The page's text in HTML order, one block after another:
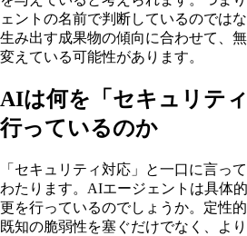
ェントの名前で判断しているのでは
生み出す成果物の傾向に合わせて、
変えている可能性があります。
AIは何を「セキュリテ
行っているのか
「セキュリティ対応」と一口に言っ
わたります。AIエージェントは具体
更を行っているのでしょうか。定性
既知の脆弱性を塞ぐだけでなく、よ